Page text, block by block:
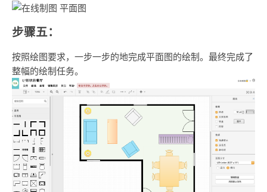
步骤五：
按照绘图要求，一步一步的地完成平面图的绘制。最终完成了
整幅的绘制任务。